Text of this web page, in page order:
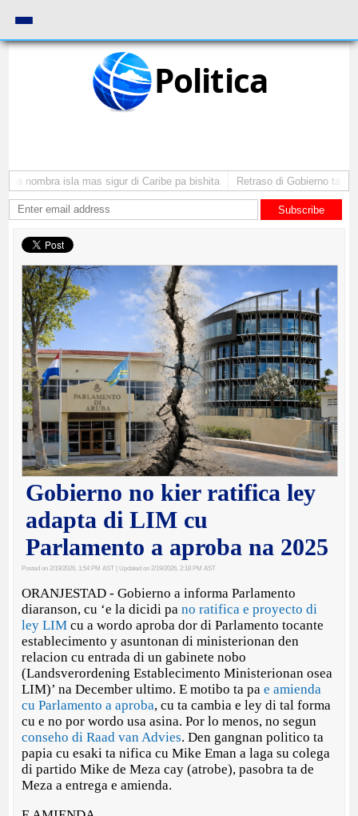
Politica
nombra isla mas sigur di Caribe pa bishita Retraso di Gobierno ta
Subscribe
Gobierno no kier ratifica ley
adapta di LIM cu
Parlamento a aproba na 2025
Posted on 2/19/2026, 1:54 PM AST | Updated on 2/19/2026, 2:18 PM AST
ORANJESTAD - Gobierno a informa Parlamento
diaranson, cu ‘e la dicidi pano ratifica e proyecto di
ley LIM cu a wordo aproba dor di Parlamento tocante
establecimento y asuntonan di ministerionan den
relacion cu entrada di un gabinete nobo
(Landsverordening Establecimento Ministerionan osea
LIM)’ na December ultimo. E motibo ta pae amienda
cu Parlamento a aproba, cu ta cambia e ley di tal forma
cu e no por wordo usa asina. Por lo menos, no segun
conseho di Raad van Advies. Den gangnan politico ta
papia cu esaki ta nifica cu Mike Eman a laga su colega
di partido Mike de Meza cay (atrobe), pasobra ta de
Meza a entrega e amienda.